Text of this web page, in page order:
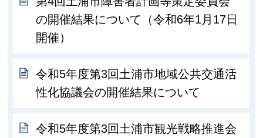
の開催結果について（令和6年1月17日
開催）
令和5年度第3回土浦市地域公共交通活
性化協議会の開催結果について
令和5年度第3回土浦市観光戦略推進会